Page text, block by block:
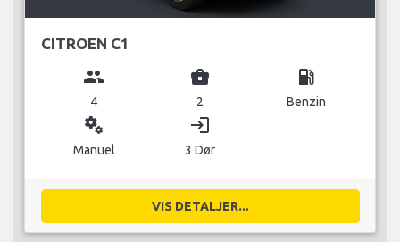
CITROEN C1
group
4
business_center
2
local_gas_station
Benzin
miscellaneous_services
Manuel
login
3 Dør
VIS DETALJER...